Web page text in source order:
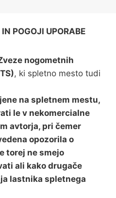
POGOJI UPORABE
nogometnih
, ki spletno mesto tudi
na spletnem mestu,
le v nekomercialne
avtorja, pri čemer
opozorila o
torej ne smejo
ali kako drugače
lastnika spletnega